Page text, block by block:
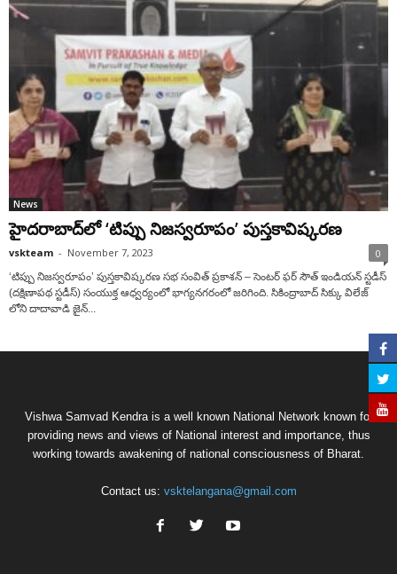
News
హైదరాబాద్‌లో ‘టిప్పు నిజస్వరూపం’ పుస్తకావిష్కరణ
vskteam - November 7, 2023 0
‘టిప్పు నిజస్వరూపం’ పుస్తకావిష్కరణ సభ సంవిత్ ప్రకాశన్ – సెంటర్ ఫర్ సౌత్ ఇండియన్ స్టడీస్
(దక్షిణాపథ స్టడీస్) సంయుక్త ఆధ్వర్యంలో భాగ్యనగరంలో జరిగింది. సికింద్రాబాద్‌ సిక్కు విలేజ్
లోని దాదావాడి జైన్...
Vishwa Samvad Kendra is a well known National Network known for
providing news and views of National interest and importance, thus
working towards awakening of national consciousness of Bharat.
Contact us: vsktelangana@gmail.com